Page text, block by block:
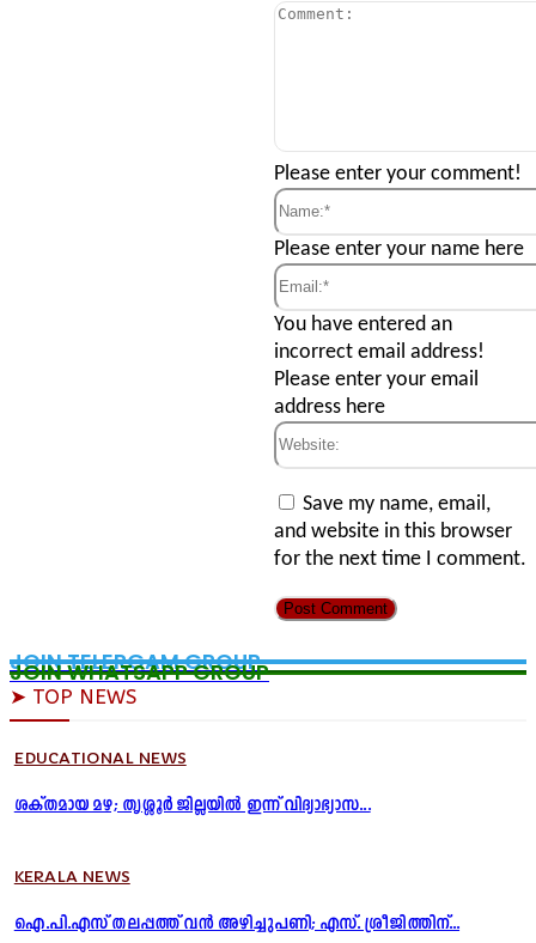
Comment:
Please enter your comment!
Name:*
Please enter your name here
Email:*
You have entered an
incorrect email address!
Please enter your email
address here
Save my name, email,
and website in this browser
for the next time I comment.
JOIN TELERGAM GROUP
JOIN WHATSAPP GROUP
➤ TOP NEWS
EDUCATIONAL NEWS
ശക്തമായ മഴ; തൃശ്ശൂർ ജില്ലയിൽ ഇന്ന് വിദ്യാഭ്യാസ...
KERALA NEWS
ഐ.പി.എസ് തലപ്പത്ത് വൻ അഴിച്ചുപണി; എസ്. ശ്രീജിത്തിന്...